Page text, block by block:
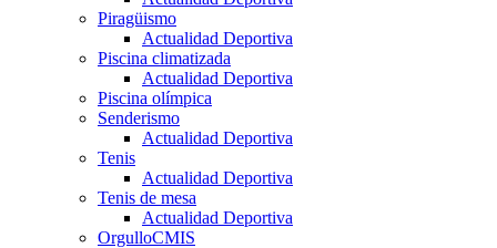
Piragüismo
Actualidad Deportiva
Piscina climatizada
Actualidad Deportiva
Piscina olímpica
Senderismo
Actualidad Deportiva
Tenis
Actualidad Deportiva
Tenis de mesa
Actualidad Deportiva
OrgulloCMIS